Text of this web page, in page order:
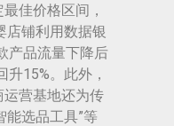
佳价格区间，
店铺利用数据银
产品流量下降后
15%。此外，
运营基地还为传
能选品工具”等